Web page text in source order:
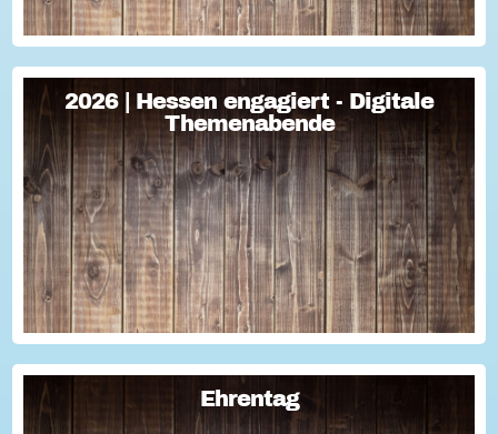
2026 | Hessen engagiert - Digitale
Themenabende
2026 | Hessen engagiert - Digitale
Themenabende
Sie haben Fragen zum Thema "Versicherung im Ehrenamt"?
Oder wollten schon immer mal lernen, wie man Engagement-
Geschichten für die Öffentlichkeitsarbeit des Vereins
nutzen kann? Dann haben wir da was!...
Ehrentag
Ehrentag